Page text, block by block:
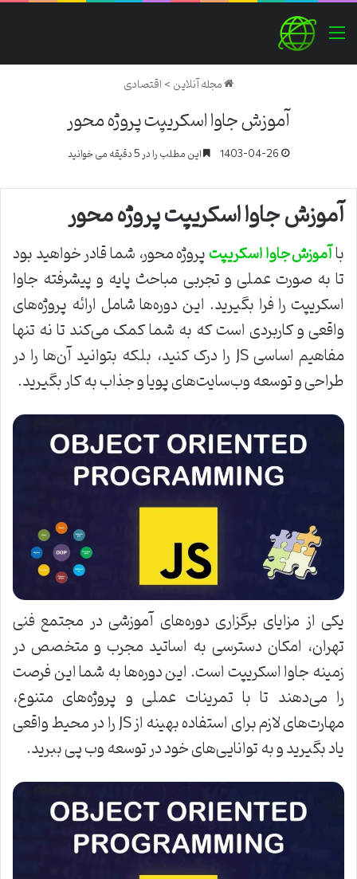
منو
مجله آنلاین>اقتصادی
آموزش جاوا اسکریپت پروژه محور
1403-04-26 این مطلب را در 5 دقیقه می خوانید
آموزش جاوا اسکریپت پروژه محور
باآموزش جاوا اسکریپتپروژه محور، شما قادر خواهید بود
تا به صورت عملی و تجربی مباحث پایه و پیشرفته جاوا
اسکریپت را فرا بگیرید. این دوره‌ها شامل ارائه پروژه‌های
واقعی و کاربردی است که به شما کمک می‌کند تا نه تنها
مفاهیم اساسی JS را درک کنید، بلکه بتوانید آن‌ها را در
طراحی و توسعه وب‌سایت‌های پویا و جذاب به کار بگیرید.
یکی از مزایای برگزاری دوره‌های آموزشی در مجتمع فنی
تهران، امکان دسترسی به اساتید مجرب و متخصص در
زمینه جاوا اسکریپت است. این دوره‌ها به شما این فرصت
را می‌دهند تا با تمرینات عملی و پروژه‌های متنوع،
مهارت‌های لازم برای استفاده بهینه از JS را در محیط واقعی
یاد بگیرید و به توانایی‌های خود در توسعه وب پی ببرید.